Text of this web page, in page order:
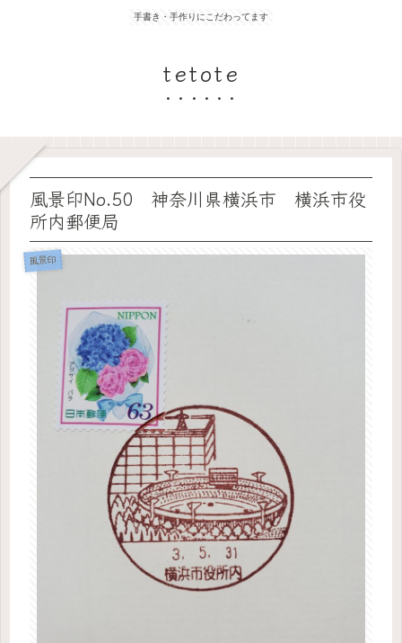
手書き・手作りにこだわってます
tetote
風景印No.50 神奈川県横浜市 横浜市役
所内郵便局
風景印